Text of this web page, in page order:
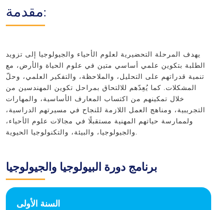
مقدمة:
يهدف المرحلة التحضيرية لعلوم الأحياء والجيولوجيا إلى تزويد
الطلبة بتكوين علمي أساسي متين في علوم الحياة والأرض، مع
تنمية قدراتهم على التحليل، والملاحظة، والتفكير العلمي، وحلّ
المشكلات. كما يُعِدّهم للالتحاق بمراحل تكوين المهندسين من
خلال تمكينهم من اكتساب المعارف الأساسية، والمهارات
التجريبية، ومناهج العمل اللازمة للنجاح في مسيرتهم الدراسية،
ولممارسة حياتهم المهنية مستقبلًا في مجالات علوم الأحياء،
والجيولوجيا، والبيئة، والتكنولوجيا الحيوية.
برنامج دورة البيولوجيا والجيولوجيا
السنة الأولى